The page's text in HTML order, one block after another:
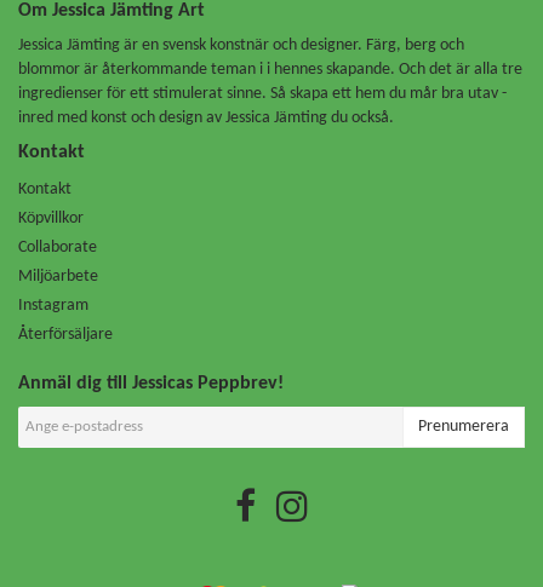
Om Jessica Jämting Art
Jessica Jämting är en svensk konstnär och designer. Färg, berg och
blommor är återkommande teman i i hennes skapande. Och det är alla tre
ingredienser för ett stimulerat sinne. Så skapa ett hem du mår bra utav -
inred med konst och design av Jessica Jämting du också.
Kontakt
Kontakt
Köpvillkor
Collaborate
Miljöarbete
Instagram
Återförsäljare
Anmäl dig till Jessicas Peppbrev!
Prenumerera